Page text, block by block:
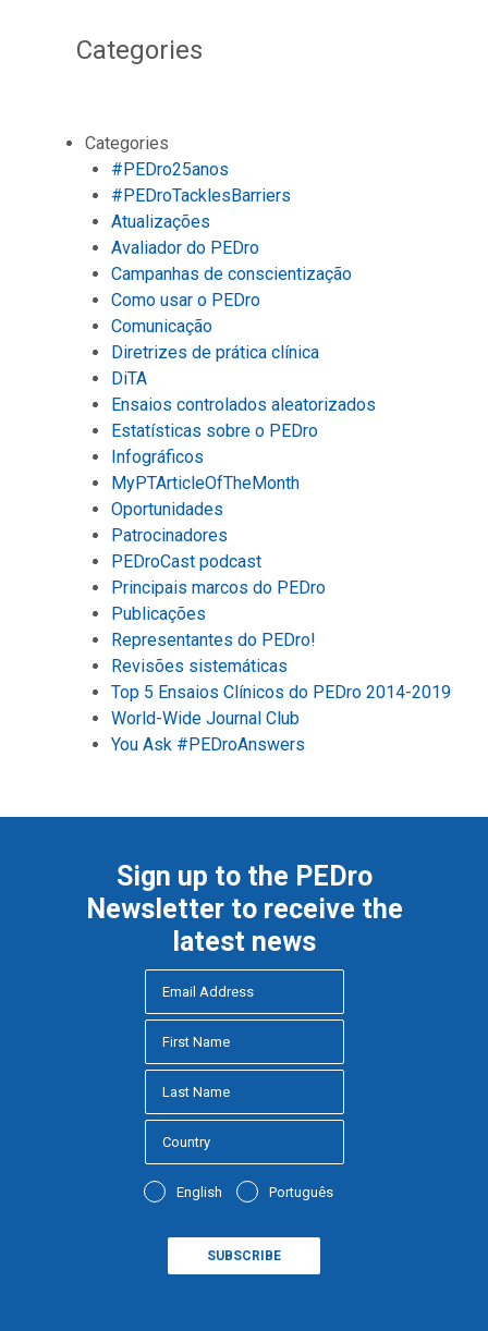
Categories
Categories
#PEDro25anos
#PEDroTacklesBarriers
Atualizações
Avaliador do PEDro
Campanhas de conscientização
Como usar o PEDro
Comunicação
Diretrizes de prática clínica
DiTA
Ensaios controlados aleatorizados
Estatísticas sobre o PEDro
Infográficos
MyPTArticleOfTheMonth
Oportunidades
Patrocinadores
PEDroCast podcast
Principais marcos do PEDro
Publicações
Representantes do PEDro!
Revisões sistemáticas
Top 5 Ensaios Clínicos do PEDro 2014-2019
World-Wide Journal Club
You Ask #PEDroAnswers
Sign up to the PEDro
Newsletter to receive the
latest news
English Português